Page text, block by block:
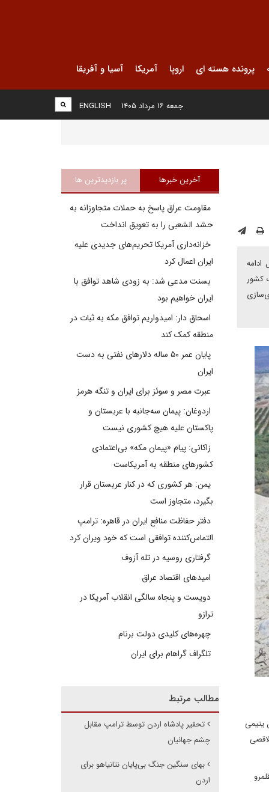
پرونده هسته ای اروپا آمریکا آسیا و آفریقا
ENGLISH جمعه ۱۶ مرداد ۱۴۰۵
کشور
یتیمی
آخرین خبرها پر بازدیدترین ها
مقاومت عراق پاسخ به حملات متجاوزانه به
حشد الشعبی را به تعویق انداخت
خزانه‌داری آمریکا تحریم‌های جدیدی علیه
ایران اعمال کرد
بسنت مدعی شد: به زودی شاهد توافق با
ایران خواهیم بود
اسحاق دار: امیدواریم توافق مکه به ثبات در
منطقه کمک کند
پایان عمر ۵۰ ساله دلارهای نفتی به دست
ایران
عبرت مصر و سوئز برای ایران و تنگه هرمز
اردوغان: پیمان سه‌جانبه با عربستان و
پاکستان علیه هیچ کشوری نیست
زاکانی: پیام «پیمان مکه» بی‌اعتمادی
کشورهای منطقه به آمریکاست
یمن: هر کشوری که در کنار عربستان قرار
بگیرد، متجاوز است
دفتر حفاظت منافع ایران در قاهره: ترامپ
التماس‌کننده توافقی است که خود ویران کرد
گرفتاری روسیه در تله آزوف
امیدهای اقتصاد عراق
دویست و پنجاه سالگی انقلاب آمریکا در
ترازو
چهره‌های کلیدی دولت برنام
تلگراف گراهام برای ایران
مطالب مرتبط
تحقیر پادشاه اردن توسط ترامپ مقابل
چشم جهانیان
بهای سنگین جنگ بی‌پایان نتانیاهو برای
اردن